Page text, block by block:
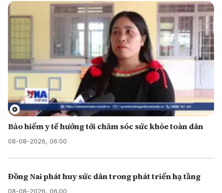
Bảo hiểm y tế hướng tới chăm sóc sức khỏe toàn dân
08-08-2026, 06:00
Đồng Nai phát huy sức dân trong phát triển hạ tầng
08-08-2026, 06:00